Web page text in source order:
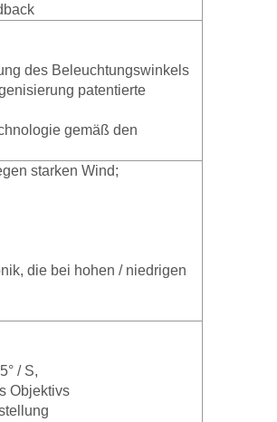
des Beleuchtungswinkels
patentierte
gemäß den
starken Wind;
die bei hohen / niedrigen
/ S,
Objektivs